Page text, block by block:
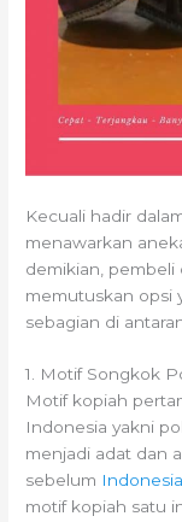
Kecuali hadir
menawarkan
demikian, pembeli
memutuskan opsi
sebagian di
1. Motif Songkok
Motif kopiah
Indonesia yakni
menjadi adat dan
sebelum
motif kopiah satu